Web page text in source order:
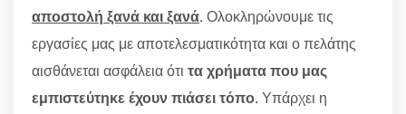
αποστολή ξανά και ξανά. Ολοκληρώνουμε τις
εργασίες μας με αποτελεσματικότητα και ο πελάτης
αισθάνεται ασφάλεια ότι τα χρήματα που μας
εμπιστεύτηκε έχουν πιάσει τόπο. Υπάρχει η